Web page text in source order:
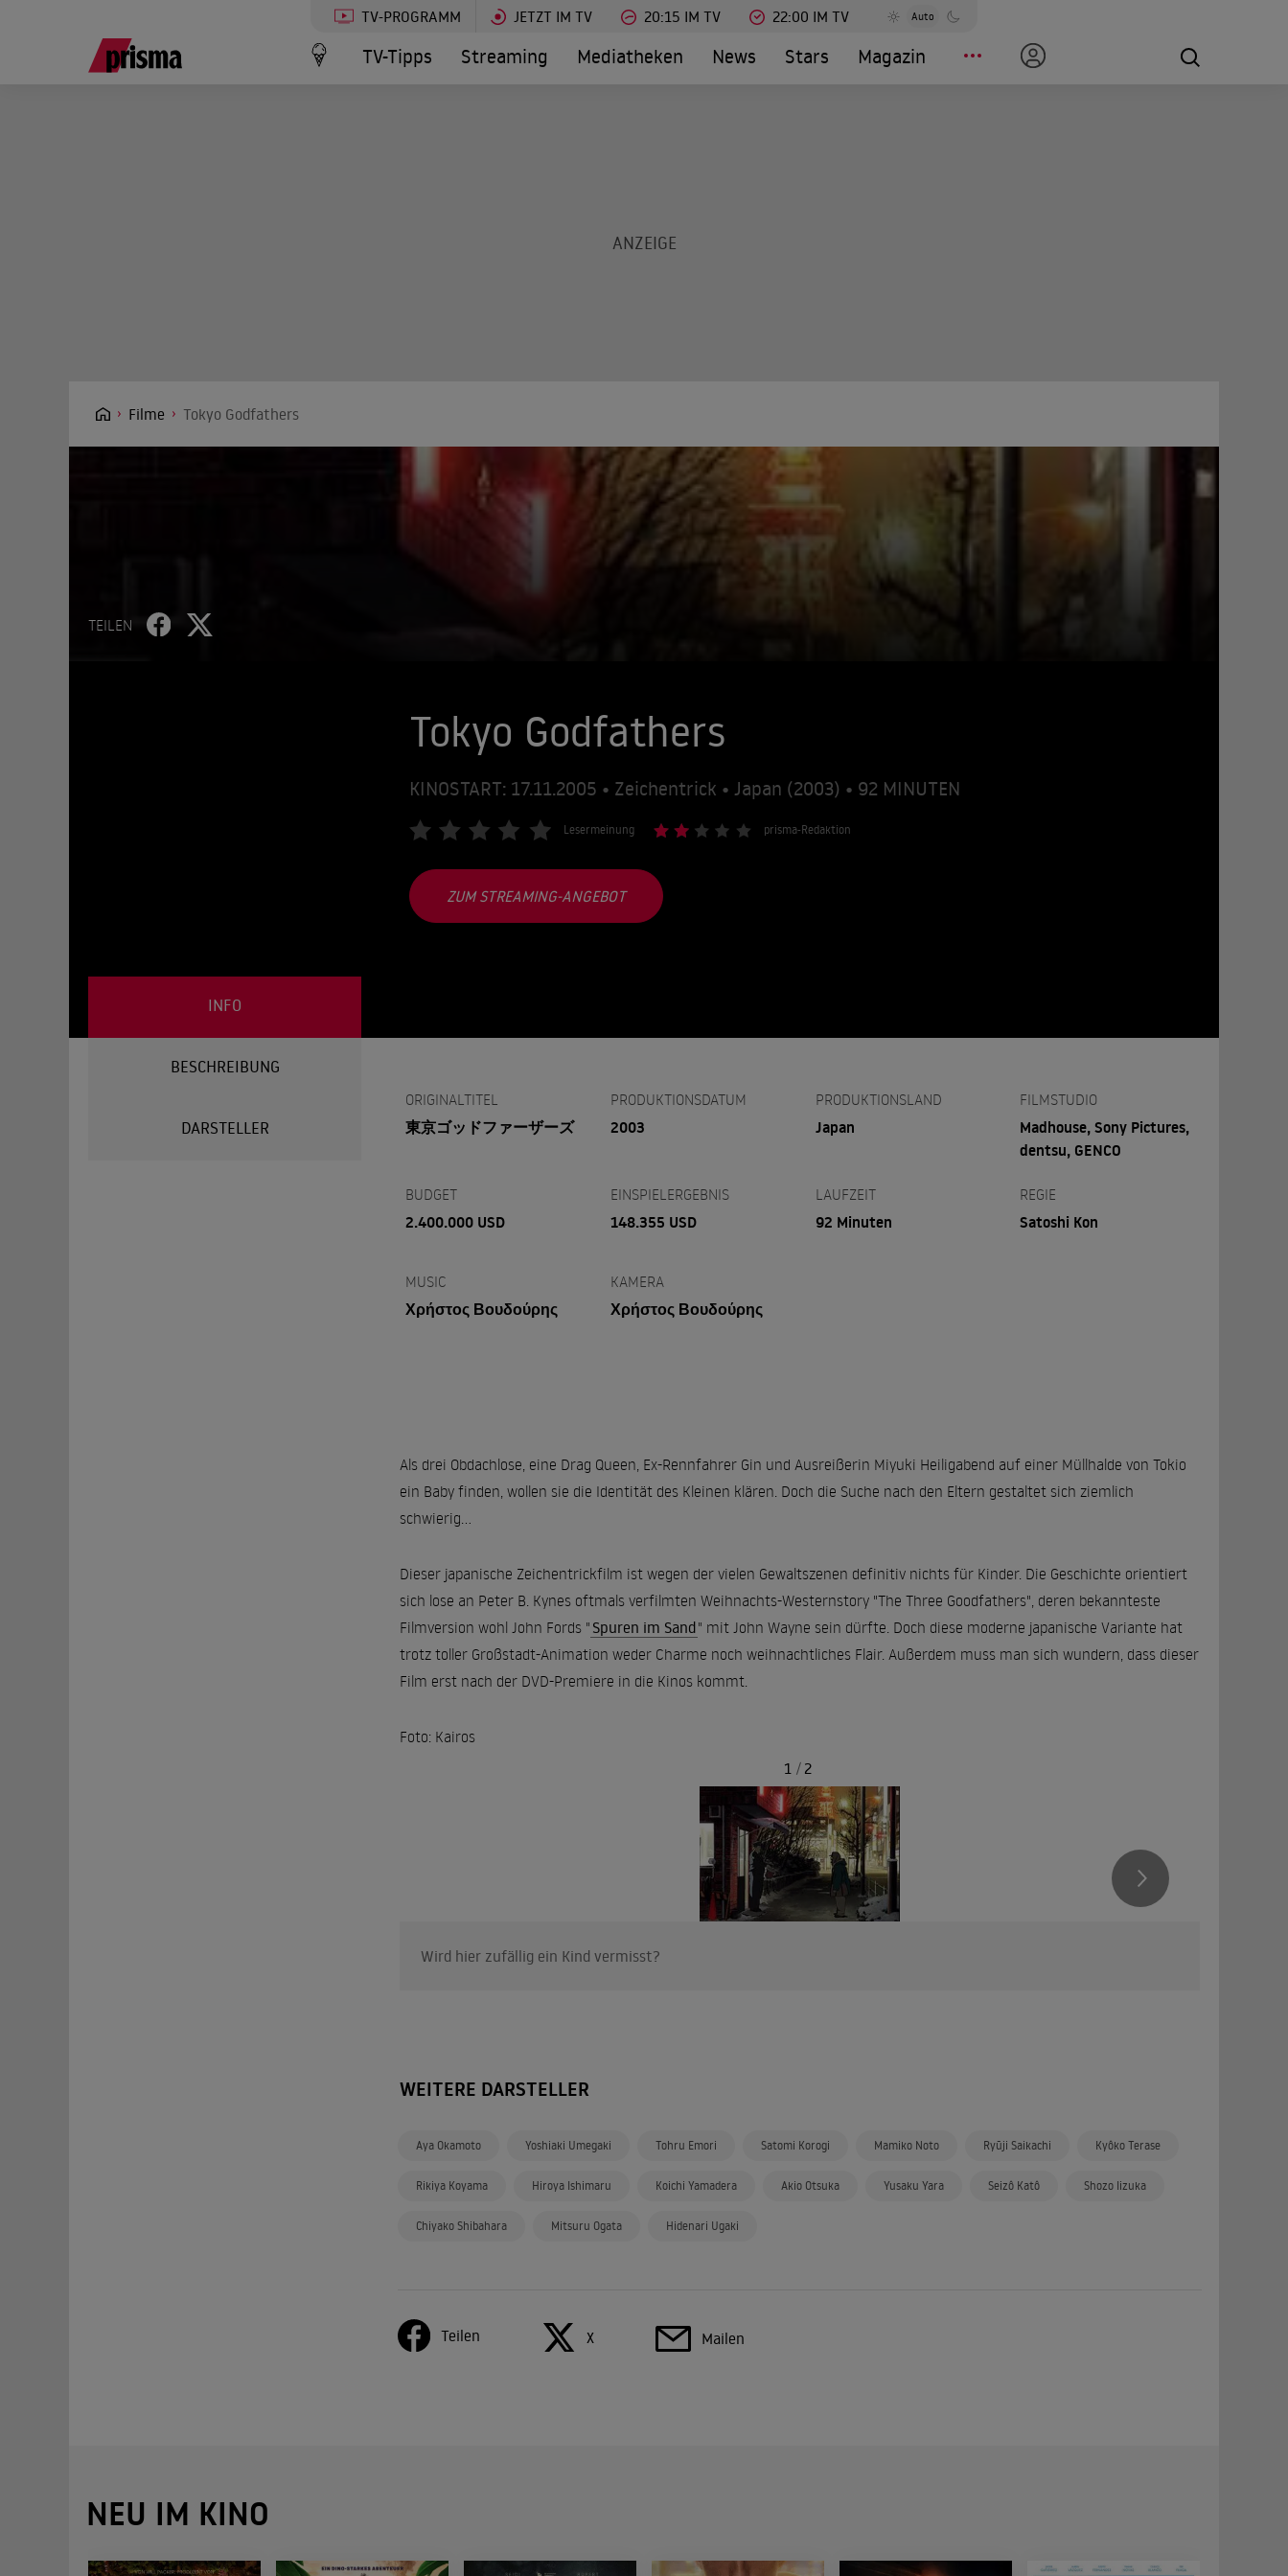
TV-PROGRAMM JETZT IM TV 20:15 IM TV 22:00 IM TV Auto
TV-Tipps Streaming Mediatheken News Stars Magazin
Filme Tokyo Godfathers
TEILEN
Tokyo Godfathers
KINOSTART: 17.11.2005 • Zeichentrick • Japan (2003) • 92 MINUTEN
Lesermeinung prisma-Redaktion
ZUM STREAMING-ANGEBOT
INFO
BESCHREIBUNG
DARSTELLER
ORIGINALTITEL
東京ゴッドファーザーズ
PRODUKTIONSDATUM
2003
PRODUKTIONSLAND
Japan
FILMSTUDIO
Madhouse, Sony Pictures,
dentsu, GENCO
BUDGET
2.400.000 USD
EINSPIELERGEBNIS
148.355 USD
LAUFZEIT
92 Minuten
REGIE
Satoshi Kon
MUSIC
Χρήστος Βουδούρης
KAMERA
Χρήστος Βουδούρης
Als drei Obdachlose, eine Drag Queen, Ex-Rennfahrer Gin und Ausreißerin Miyuki Heiligabend auf einer Müllhalde von Tokio
ein Baby finden, wollen sie die Identität des Kleinen klären. Doch die Suche nach den Eltern gestaltet sich ziemlich
schwierig...
Dieser japanische Zeichentrickfilm ist wegen der vielen Gewaltszenen definitiv nichts für Kinder. Die Geschichte orientiert
sich lose an Peter B. Kynes oftmals verfilmten Weihnachts-Westernstory "The Three Goodfathers", deren bekannteste
Filmversion wohl John Fords " Spuren im Sand" mit John Wayne sein dürfte. Doch diese moderne japanische Variante hat
trotz toller Großstadt-Animation weder Charme noch weihnachtliches Flair. Außerdem muss man sich wundern, dass dieser
Film erst nach der DVD-Premiere in die Kinos kommt.
Foto: Kairos
Wird hier zufällig ein Kind vermisst?
1 / 2
WEITERE DARSTELLER
Aya Okamoto Yoshiaki Umegaki Tohru Emori Satomi Korogi Mamiko Noto Ryūji Saikachi Kyôko Terase
Rikiya Koyama Hiroya Ishimaru Koichi Yamadera Akio Otsuka Yusaku Yara Seizô Katô Shozo Iizuka
Chiyako Shibahara Mitsuru Ogata Hidenari Ugaki
Teilen X Mailen
NEU IM KINO